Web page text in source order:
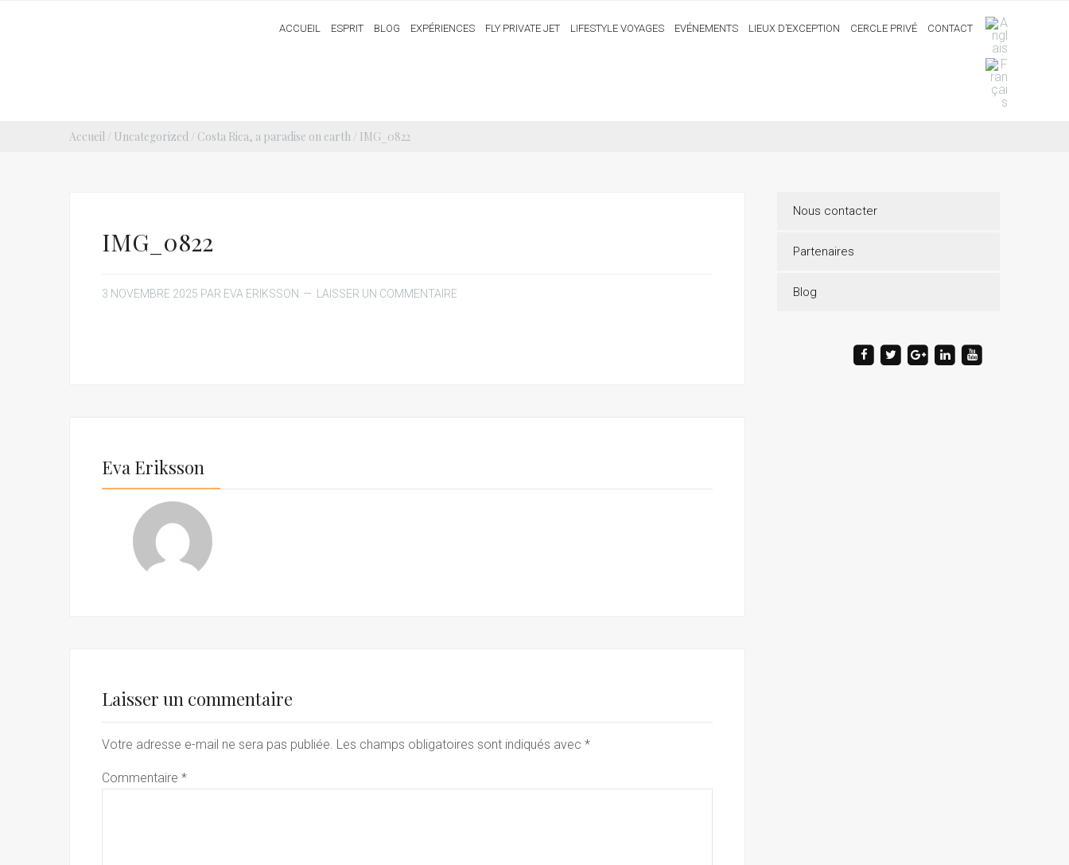
ACCUEIL ESPRIT BLOG EXPÉRIENCES FLY PRIVATE JET LIFESTYLE VOYAGES EVÉNEMENTS LIEUX D’EXCEPTION CERCLE PRIVÉ CONTACT
Accueil / Uncategorized / Costa Rica, a paradise on earth / IMG_0822
IMG_0822
3 NOVEMBRE 2025 PAR EVA ERIKSSON LAISSER UN COMMENTAIRE
Eva Eriksson
Laisser un commentaire
Votre adresse e-mail ne sera pas publiée. Les champs obligatoires sont indiqués avec *
Commentaire *
Nous contacter
Partenaires
Blog